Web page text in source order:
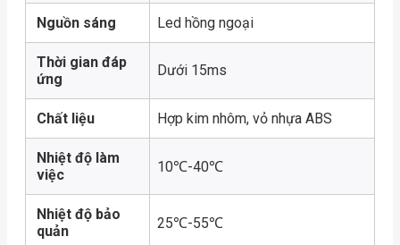
Nguồn sáng Led hồng ngoại
Thời gian đáp
ứng
Dưới 15ms
Chất liệu Hợp kim nhôm, vỏ nhựa ABS
Nhiệt độ làm
việc
10℃-40℃
Nhiệt độ bảo
quản
25℃-55℃